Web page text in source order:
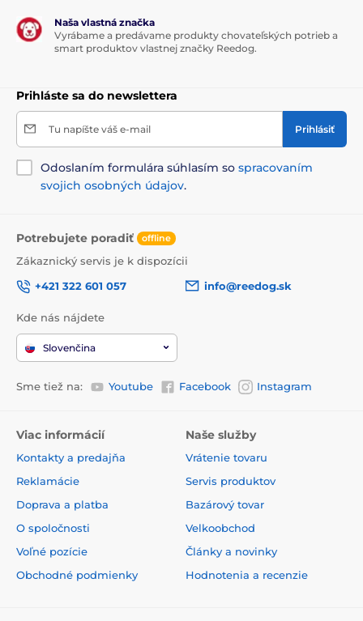
Naša vlastná značka
Vyrábame a predávame produkty chovateľských potrieb a
smart produktov vlastnej značky Reedog.
Prihláste sa do newslettera
Tu napíšte váš e-mail Prihlásiť
Odoslaním formulára súhlasím so spracovaním
svojich osobných údajov.
Potrebujete poradiť offline
Zákaznický servis je k dispozícii
+421 322 601 057
info@reedog.sk
Kde nás nájdete
Slovenčina
Sme tiež na: Youtube Facebook Instagram
Viac informácií
Kontakty a predajňa
Reklamácie
Doprava a platba
O spoločnosti
Voľné pozície
Obchodné podmienky
Naše služby
Vrátenie tovaru
Servis produktov
Bazárový tovar
Velkoobchod
Články a novinky
Hodnotenia a recenzie